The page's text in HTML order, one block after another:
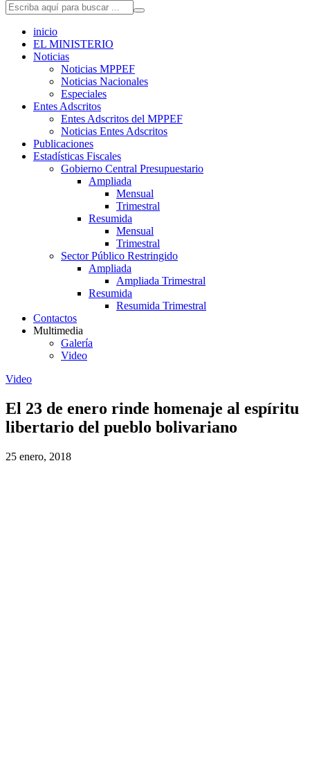
inicio
EL MINISTERIO
Noticias
Noticias MPPEF
Noticias Nacionales
Especiales
Entes Adscritos
Entes Adscritos del MPPEF
Noticias Entes Adscritos
Publicaciones
Estadísticas Fiscales
Gobierno Central Presupuestario
Ampliada
Mensual
Trimestral
Resumida
Mensual
Trimestral
Sector Público Restringido
Ampliada
Ampliada Trimestral
Resumida
Resumida Trimestral
Contactos
Multimedia
Galería
Video
Video
El 23 de enero rinde homenaje al espíritu
libertario del pueblo bolivariano
25 enero, 2018